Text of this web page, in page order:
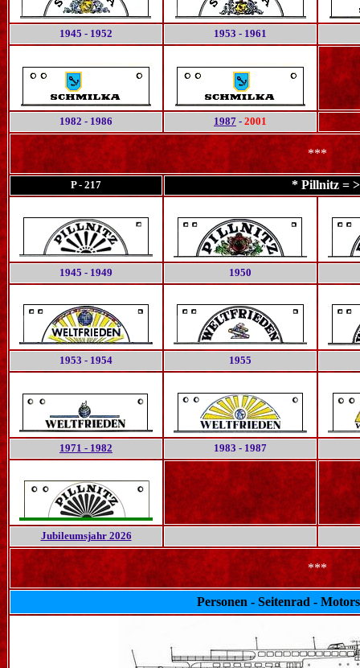
1945 - 1952 1953 - 1961
1982 - 1986 1987 - 2001
***
P - 217 * Pillnitz =
1945 - 1949 1950
1953 - 1954 1955
1971 - 1982 1983 - 1987
Jubileumsjahr2026
***
Personen - Seitenrad -